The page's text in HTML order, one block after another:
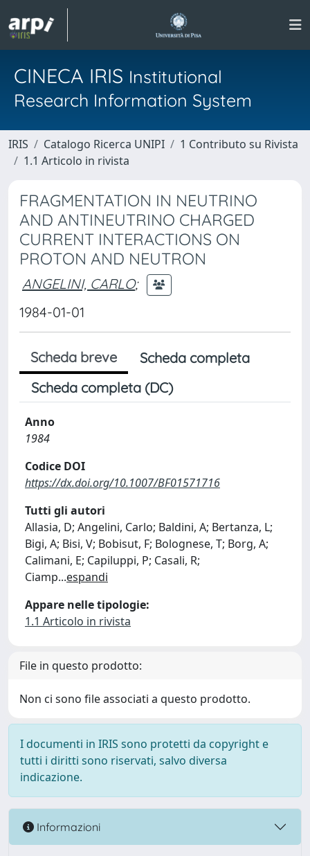
CINECA IRIS Institutional
Research Information System
IRIS Catalogo Ricerca UNIPI
1 Contributo su Rivista
1.1 Articolo in rivista
FRAGMENTATION IN NEUTRINO
AND ANTINEUTRINO CHARGED
CURRENT INTERACTIONS ON
PROTON AND NEUTRON
ANGELINI, CARLO;
1984-01-01
Scheda breve
Scheda completa
Scheda completa (DC)
Anno
1984
Codice DOI
https://dx.doi.org/10.1007/BF01571716
Tutti gli autori
Allasia, D; Angelini, Carlo; Baldini, A; Bertanza, L;
Bigi, A; Bisi, V; Bobisut, F; Bolognese, T; Borg, A;
Calimani, E; Capiluppi, P; Casali, R;
Ciamp...espandi
Appare nelle tipologie:
1.1 Articolo in rivista
File in questo prodotto:
Non ci sono file associati a questo prodotto.
I documenti in IRIS sono protetti da copyright e
tutti i diritti sono riservati, salvo diversa
indicazione.
Informazioni